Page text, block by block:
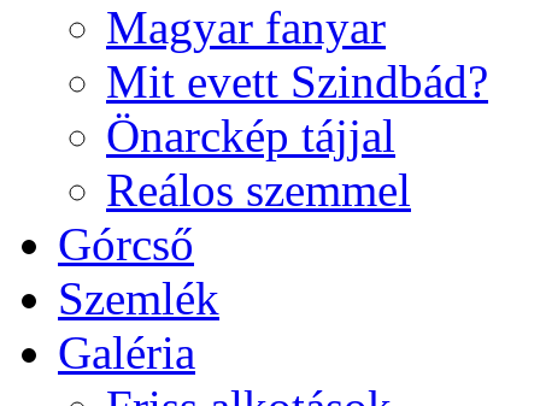
Magyar fanyar
Mit evett Szindbád?
Önarckép tájjal
Reálos szemmel
Górcső
Szemlék
Galéria